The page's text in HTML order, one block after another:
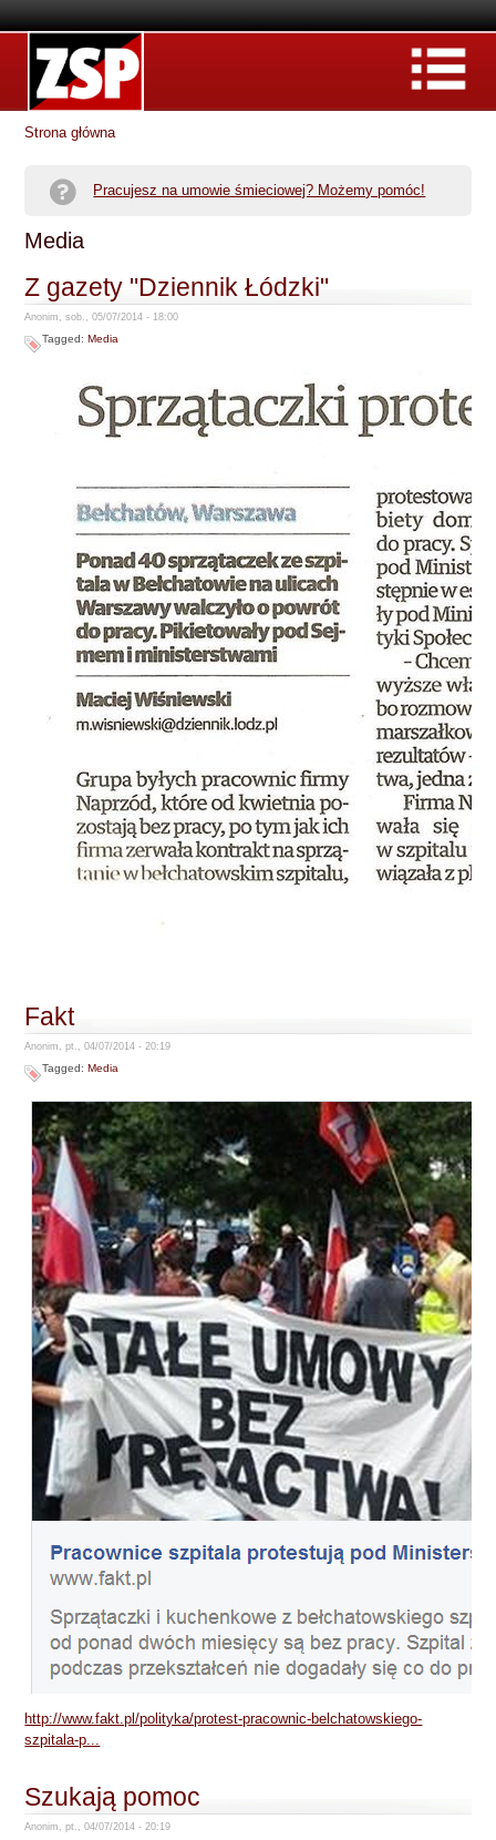
Strona główna
Pracujesz na umowie śmieciowej? Możemy pomóc!
Media
Z gazety "Dziennik Łódzki"
Anonim, sob., 05/07/2014 - 18:00
Tagged:Media
Fakt
Anonim, pt., 04/07/2014 - 20:19
Tagged:Media
http://www.fakt.pl/polityka/protest-pracownic-belchatowskiego-
szpitala-p...
Szukają pomoc
Anonim, pt., 04/07/2014 - 20:19